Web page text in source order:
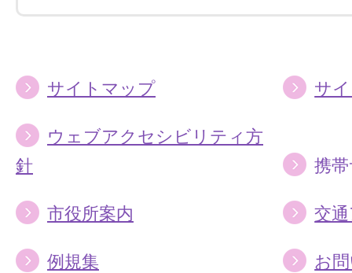
サイトマップ サ
ウェブアクセシビリティ方
針
携
市役所案内 交
例規集 お